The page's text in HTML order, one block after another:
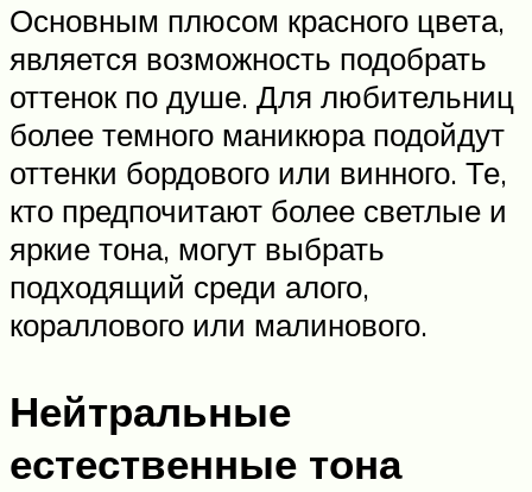
Основным плюсом красного цвета,
является возможность подобрать
оттенок по душе. Для любительниц
более темного маникюра подойдут
оттенки бордового или винного. Те,
кто предпочитают более светлые и
яркие тона, могут выбрать
подходящий среди алого,
кораллового или малинового.
Нейтральные
естественные тона